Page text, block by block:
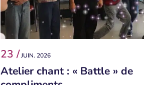
23 /JUIN. 2026
Atelier chant : « Battle » de